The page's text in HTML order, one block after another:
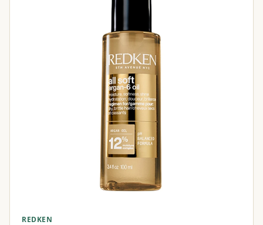
REDKEN